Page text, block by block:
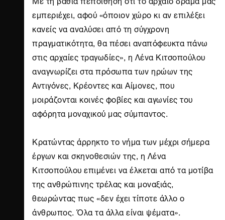
εμπεριέχει, αφού «όποιον χώρο κι αν επιλέξει
κανείς να αναλύσει από τη σύγχρονη
πραγματικότητα, θα πέσει αναπόφευκτα πάνω
στις αρχαίες τραγωδίες», η Λένα Κιτσοπούλου
αναγνωρίζει στα πρόσωπα των ηρώων της
Αντιγόνες, Κρέοντες και Αίμονες, που
μοιράζονται κοινές φοβίες και αγωνίες του
αφόρητα μοναχικού μας σύμπαντος.
Κρατώντας άρρηκτο το νήμα των μέχρι σήμερα
έργων και σκηνοθεσιών της, η Λένα
Κιτσοπούλου επιμένει να έλκεται από τα μοτίβα
της ανθρώπινης τρέλας και μοναξιάς,
θεωρώντας πως «δεν έχει τίποτε άλλο ο
άνθρωπος. Όλα τα άλλα είναι ψέματα».